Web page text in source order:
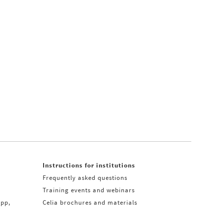
Instructions for institutions
Frequently asked questions
Training events and webinars
Celia brochures and materials